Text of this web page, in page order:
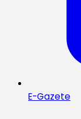
E-Gazete